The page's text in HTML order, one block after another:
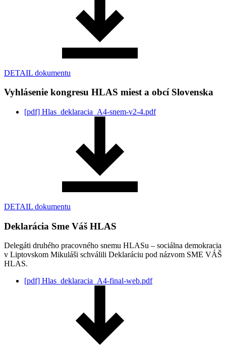
DETAIL dokumentu
Vyhlásenie kongresu HLAS miest a obcí Slovenska
[pdf] Hlas_deklaracia_A4-snem-v2-4.pdf
DETAIL dokumentu
Deklarácia Sme Váš HLAS
Delegáti druhého pracovného snemu HLASu – sociálna demokracia
v Liptovskom Mikuláši schválili Deklaráciu pod názvom SME VÁŠ
HLAS.
[pdf] Hlas_deklaracia_A4-final-web.pdf